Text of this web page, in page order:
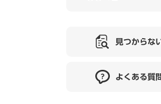
見つからな
よくある質